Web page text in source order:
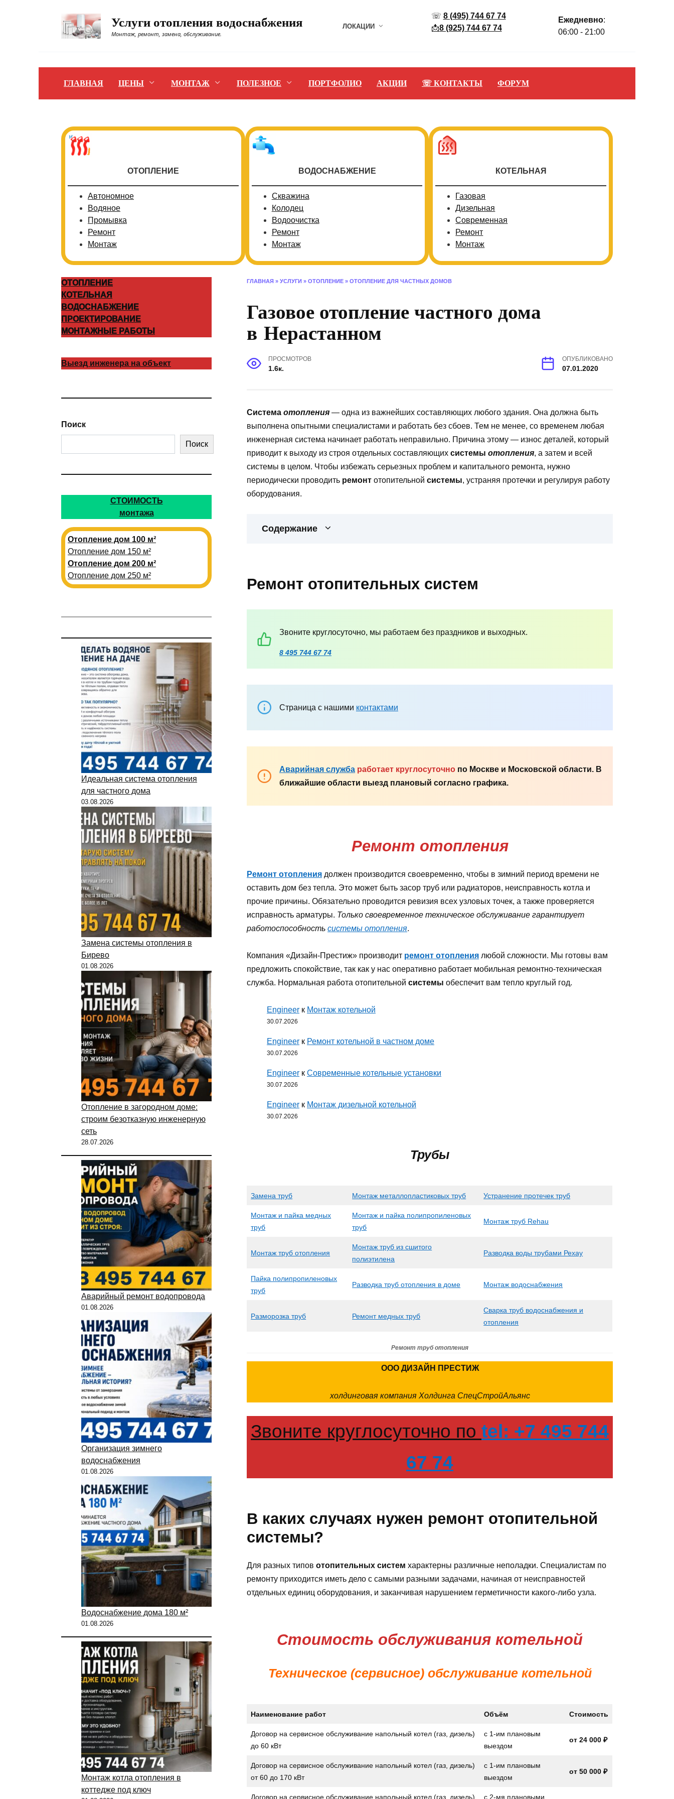
Услуги отопления водоснабжения
Монтаж, ремонт, замена, обслуживание.
ЛОКАЦИИ
☏ 8 (495) 744 67 74
📩8 (925) 744 67 74
Ежедневно:
06:00 - 21:00
ГЛАВНАЯ ЦЕНЫ МОНТАЖ ПОЛЕЗНОЕ ПОРТФОЛИО АКЦИИ ☏ КОНТАКТЫ ФОРУМ
ОТОПЛЕНИЕ
Автономное
Водяное
Промывка
Ремонт
Монтаж
ВОДОСНАБЖЕНИЕ
Скважина
Колодец
Водоочистка
Ремонт
Монтаж
КОТЕЛЬНАЯ
Газовая
Дизельная
Современная
Ремонт
Монтаж
ГЛАВНАЯ » УСЛУГИ » ОТОПЛЕНИЕ » ОТОПЛЕНИЕ ДЛЯ ЧАСТНЫХ ДОМОВ
Газовое отопление частного дома
в Нерастанном
ПРОСМОТРОВ
1.6к.
ОПУБЛИКОВАНО
07.01.2020
Система отопления — одна из важнейших составляющих любого здания. Она должна быть
выполнена опытными специалистами и работать без сбоев. Тем не менее, со временем любая
инженерная система начинает работать неправильно. Причина этому — износ деталей, который
приводит к выходу из строя отдельных составляющих системы отопления, а затем и всей
системы в целом. Чтобы избежать серьезных проблем и капитального ремонта, нужно
периодически проводить ремонт отопительной системы, устраняя протечки и регулируя работу
оборудования.
Содержание
Ремонт отопительных систем
Звоните круглосуточно, мы работаем без праздников и выходных.
8 495 744 67 74
Страница с нашими контактами
Аварийная служба работает круглосуточно по Москве и Московской области. В
ближайшие области выезд плановый согласно графика.
Ремонт отопления
Ремонт отопления должен производится своевременно, чтобы в зимний период времени не
оставить дом без тепла. Это может быть засор труб или радиаторов, неисправность котла и
прочие причины. Обязательно проводится ревизия всех узловых точек, а также проверяется
исправность арматуры. Только своевременное техническое обслуживание гарантирует
работоспособность системы отопления.
Компания «Дизайн-Престиж» производит ремонт отопления любой сложности. Мы готовы вам
предложить спокойствие, так как у нас оперативно работает мобильная ремонтно-техническая
служба. Нормальная работа отопительной системы обеспечит вам тепло круглый год.
Engineer к Монтаж котельной
30.07.2026
Engineer к Ремонт котельной в частном доме
30.07.2026
Engineer к Современные котельные установки
30.07.2026
Engineer к Монтаж дизельной котельной
30.07.2026
Трубы
Замена труб Монтаж металлопластиковых труб Устранение протечек труб
Монтаж и пайка медных
труб
Монтаж и пайка полипропиленовых
труб
Монтаж труб Rehau
Монтаж труб отопления
Монтаж труб из сшитого
полиэтилена
Разводка воды трубами Рехау
Пайка полипропиленовых
труб
Разводка труб отопления в доме Монтаж водоснабжения
Разморозка труб Ремонт медных труб
Сварка труб водоснабжения и
отопления
Ремонт труб отопления
ООО ДИЗАЙН ПРЕСТИЖ
холдинговая компания Холдинга СпецСтройАльянс
Звоните круглосуточно по tel: +7 495 744
67 74
В каких случаях нужен ремонт отопительной
системы?
Для разных типов отопительных систем характерны различные неполадки. Специалистам по
ремонту приходится иметь дело с самыми разными задачами, начиная от неисправностей
отдельных единиц оборудования, и заканчивая нарушением герметичности какого-либо узла.
Стоимость обслуживания котельной
Техническое (сервисное) обслуживание котельной
Наименование работ Объём Стоимость
Договор на сервисное обслуживание напольный котел (газ, дизель)
до 60 кВт
с 1-им плановым
выездом
от 24 000 ₽
Договор на сервисное обслуживание напольный котел (газ, дизель)
от 60 до 170 кВт
с 1-им плановым
выездом
от 50 000 ₽
Договор на сервисное обслуживание напольный котел (газ, дизель) с 2-мя плановыми
ОТОПЛЕНИЕ
КОТЕЛЬНАЯ
ВОДОСНАБЖЕНИЕ
ПРОЕКТИРОВАНИЕ
МОНТАЖНЫЕ РАБОТЫ
Выезд инженера на объект
Поиск
Поиск
СТОИМОСТЬ
монтажа
Отопление дом 100 м²
Отопление дом 150 м²
Отопление дом 200 м²
Отопление дом 250 м²
Идеальная система отопления
для частного дома
03.08.2026
Замена системы отопления в
Бирево
01.08.2026
Отопление в загородном доме:
строим безотказную инженерную
сеть
28.07.2026
Аварийный ремонт водопровода
01.08.2026
Организация зимнего
водоснабжения
01.08.2026
Водоснабжение дома 180 м²
01.08.2026
Монтаж котла отопления в
коттедже под ключ